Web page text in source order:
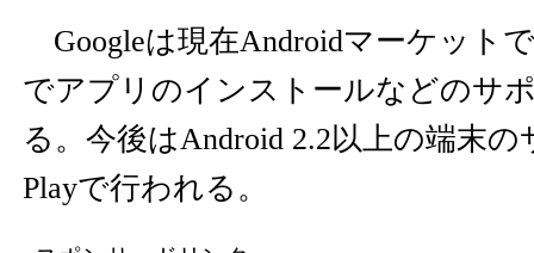
Googleは現在Androidマーケット
でアプリのインストールなどのサ
る。今後はAndroid 2.2以上の端末の
Playで行われる。